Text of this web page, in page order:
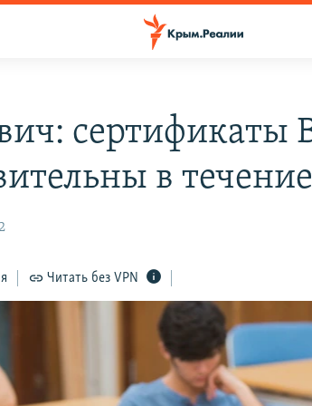
сертификаты
в
Читать без VPN